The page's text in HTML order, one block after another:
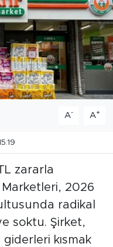
A- A+
zararla
2026
radikal
soktu. Şirket,
kısmak